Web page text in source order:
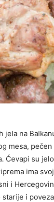
na
mesa,
Ćevapi su
ima
i
i